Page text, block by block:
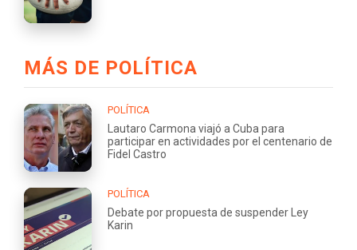
MÁS DE POLÍTICA
POLÍTICA
Lautaro Carmona viajó a Cuba para
participar en actividades por el centenario de
Fidel Castro
POLÍTICA
Debate por propuesta de suspender Ley
Karin